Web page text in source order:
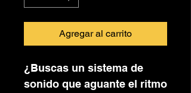
Agregar al carrito
¿Buscas un sistema de
sonido que aguante el ritmo